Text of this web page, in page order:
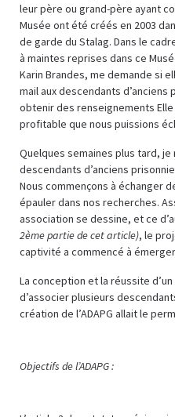
leur père ou grand-père ayant
Musée ont été créés en 2003
de garde du Stalag. Dans le
à maintes reprises dans ce
Karin Brandes, me demande si
mail aux descendants
obtenir des renseignements
profitable que nous puissions
Quelques semaines plus tard,
descendants d’anciens
Nous commençons à échanger
épauler dans nos recherches.
association se dessine, et ce
2ème partie de cet article), le
captivité a commencé à
La conception et la réussite
d’associer plusieurs
création de l’ADAPG allait le
Objectifs de l’ADAPG :